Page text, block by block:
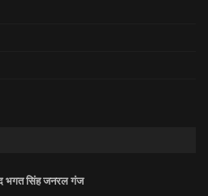
भगत सिंह जनरल गंज